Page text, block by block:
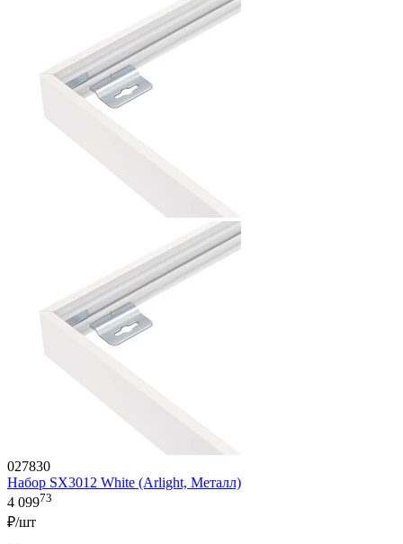
027830
Набор SX3012 White (Arlight, Металл)
4 09973
₽/шт